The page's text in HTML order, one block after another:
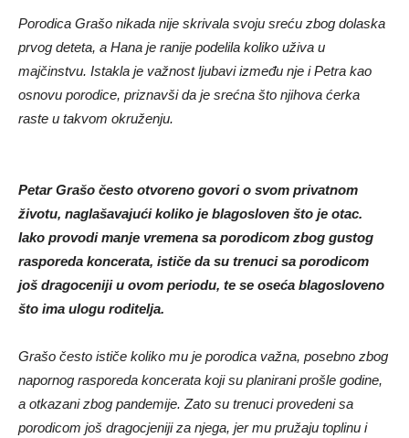
Porodica Grašo nikada nije skrivala svoju sreću zbog dolaska
prvog deteta, a Hana je ranije podelila koliko uživa u
majčinstvu. Istakla je važnost ljubavi između nje i Petra kao
osnovu porodice, priznavši da je srećna što njihova ćerka
raste u takvom okruženju.
Petar Grašo često otvoreno govori o svom privatnom
životu, naglašavajući koliko je blagosloven što je otac.
Iako provodi manje vremena sa porodicom zbog gustog
rasporeda koncerata, ističe da su trenuci sa porodicom
još dragoceniji u ovom periodu, te se oseća blagosloveno
što ima ulogu roditelja.
Grašo često ističe koliko mu je porodica važna, posebno zbog
napornog rasporeda koncerata koji su planirani prošle godine,
a otkazani zbog pandemije. Zato su trenuci provedeni sa
porodicom još dragocjeniji za njega, jer mu pružaju toplinu i